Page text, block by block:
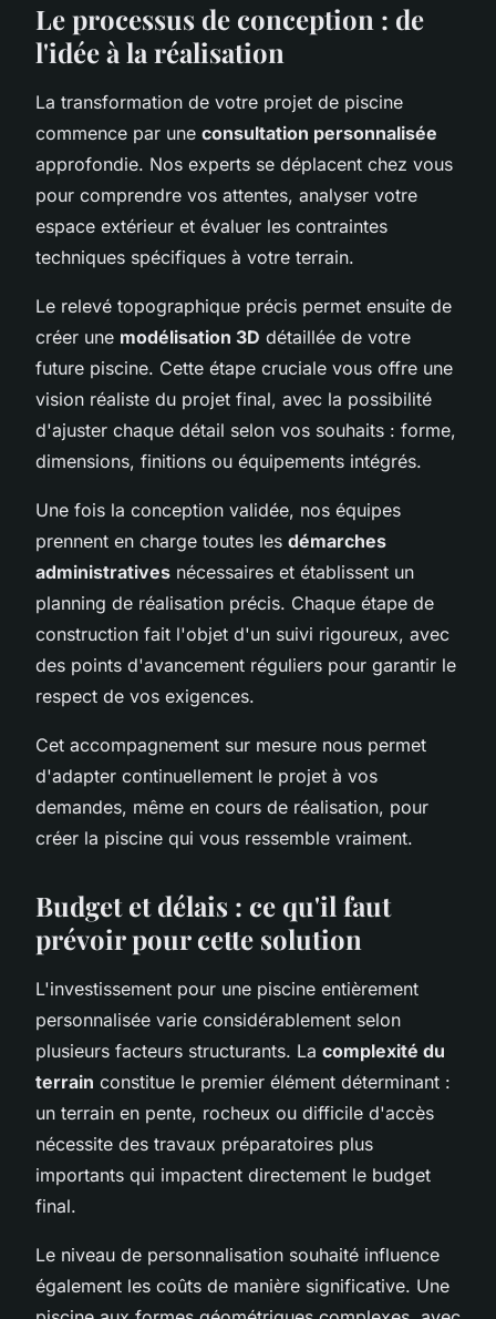
Le processus de conception : de
l'idée à la réalisation
La transformation de votre projet de piscine
commence par une consultation personnalisée
approfondie. Nos experts se déplacent chez vous
pour comprendre vos attentes, analyser votre
espace extérieur et évaluer les contraintes
techniques spécifiques à votre terrain.
Le relevé topographique précis permet ensuite de
créer une modélisation 3D détaillée de votre
future piscine. Cette étape cruciale vous offre une
vision réaliste du projet final, avec la possibilité
d'ajuster chaque détail selon vos souhaits : forme,
dimensions, finitions ou équipements intégrés.
Une fois la conception validée, nos équipes
prennent en charge toutes les démarches
administratives nécessaires et établissent un
planning de réalisation précis. Chaque étape de
construction fait l'objet d'un suivi rigoureux, avec
des points d'avancement réguliers pour garantir le
respect de vos exigences.
Cet accompagnement sur mesure nous permet
d'adapter continuellement le projet à vos
demandes, même en cours de réalisation, pour
créer la piscine qui vous ressemble vraiment.
Budget et délais : ce qu'il faut
prévoir pour cette solution
L'investissement pour une piscine entièrement
personnalisée varie considérablement selon
plusieurs facteurs structurants. La complexité du
terrain constitue le premier élément déterminant :
un terrain en pente, rocheux ou difficile d'accès
nécessite des travaux préparatoires plus
importants qui impactent directement le budget
final.
Le niveau de personnalisation souhaité influence
également les coûts de manière significative. Une